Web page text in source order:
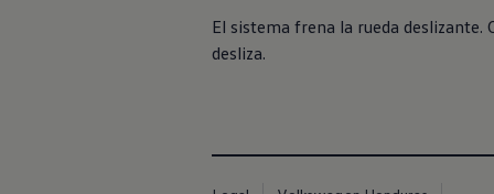
NuevoAmarok
El sistema frena la rueda
desliza.